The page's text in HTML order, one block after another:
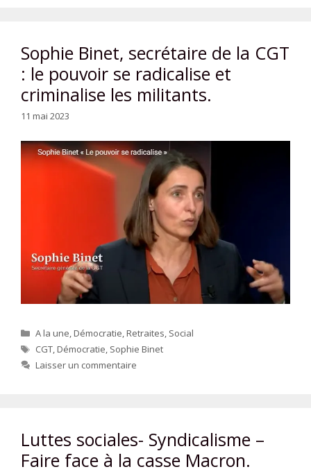
Sophie Binet, secrétaire de la CGT
: le pouvoir se radicalise et
criminalise les militants.
11 mai 2023
Catégories
A la une Démocratie Retraites Social
Étiquettes
CGT, Démocratie Sophie Binet
Laisser un commentaire
Luttes sociales- Syndicalisme –
Faire face à la casse Macron.